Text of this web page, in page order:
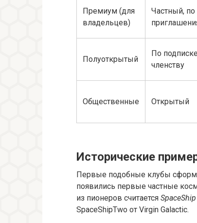
Премиум (для
владельцев)
Частный, по
Полуоткрытый
По
членству
Общественные Открытый
Исторические
Первые подобные клубы
появились первые частные
из пионеров считается
SpaceShipTwo от Virgin Galactic.